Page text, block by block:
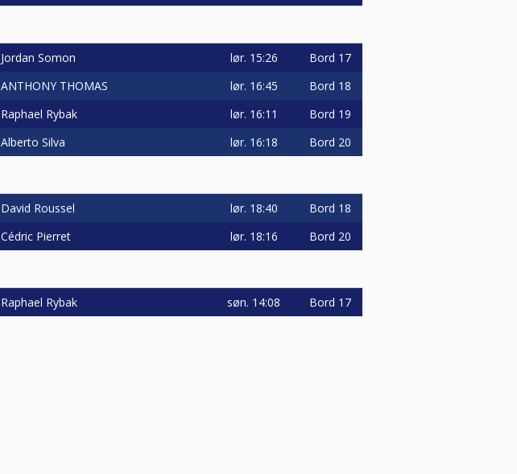
Jordan Somon lør. 15:26 Bord 17
ANTHONY THOMAS lør. 16:45 Bord 18
Raphael Rybak lør. 16:11 Bord 19
Alberto Silva lør. 16:18 Bord 20
David Roussel lør. 18:40 Bord 18
Cédric Pierret lør. 18:16 Bord 20
Raphael Rybak søn. 14:08 Bord 17